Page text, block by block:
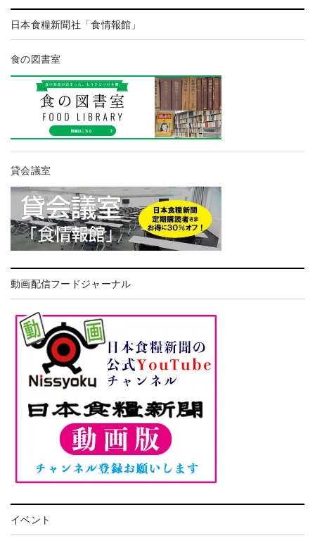
日本食糧新聞社「食情報館」
食の図書室
貸会議室
動画配信フードジャーナル
イベント